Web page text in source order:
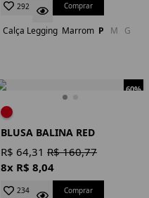
292 Comprar
Calça Legging Marrom P M G
60%
BLUSA BALINA RED
R$ 64,31 R$ 160,77
8x R$ 8,04
234 Comprar